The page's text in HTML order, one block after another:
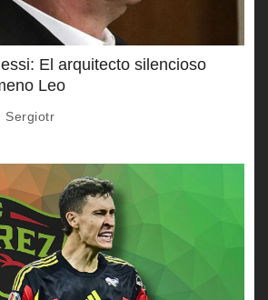
El arquitecto silencioso
Leo
Sergiotr